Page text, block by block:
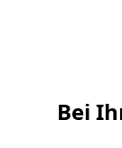
Bei